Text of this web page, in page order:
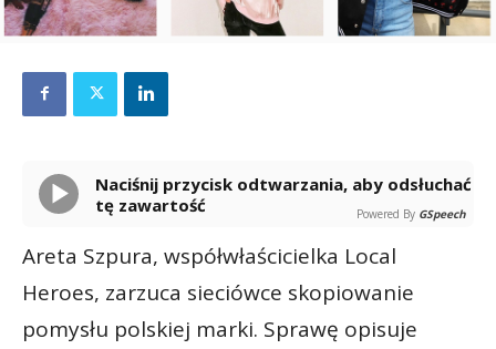
Naciśnij przycisk odtwarzania, aby odsłuchać
tę zawartość
Powered By GSpeech
Areta Szpura, współwłaścicielka Local
Heroes, zarzuca sieciówce skopiowanie
pomysłu polskiej marki. Sprawę opisuje